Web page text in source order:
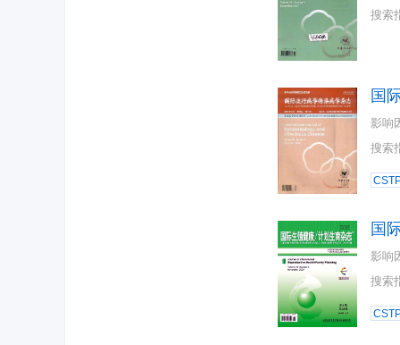
搜索
国
影响
搜索
国
影响
搜索